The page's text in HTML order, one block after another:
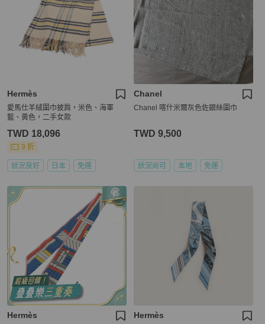
Hermès
愛馬仕羊絨圍巾披肩，米色、海軍
藍、黃色，二手女款
TWD 18,096
9 折
狀況良好 日本 免運
Chanel
Chanel 喀什米爾灰色佐銀絲圍巾
TWD 9,500
狀況尚可 本地 免運
Hermès Hermès